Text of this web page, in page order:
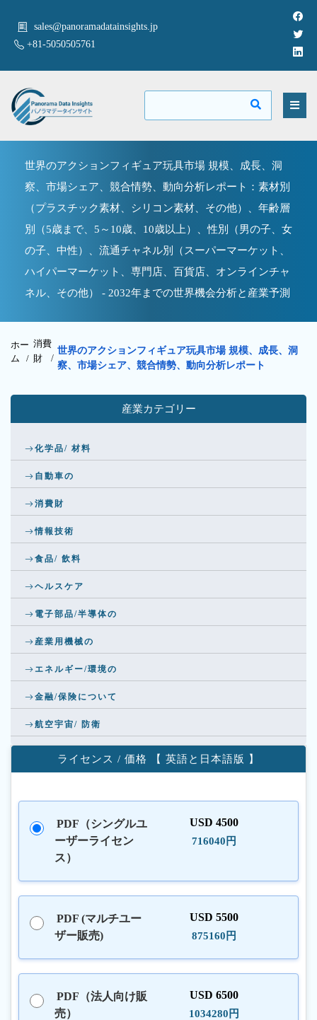
sales@panoramadatainsights.jp
+81-5050505761
世界のアクションフィギュア玩具市場 規模、成長、洞
察、市場シェア、競合情勢、動向分析レポート：素材別
（プラスチック素材、シリコン素材、その他）、年齢層
別（5歳まで、5～10歳、10歳以上）、性別（男の子、女
の子、中性）、流通チャネル別（スーパーマーケット、
ハイパーマーケット、専門店、百貨店、オンラインチャ
ネル、その他） - 2032年までの世界機会分析と産業予測
ホー
ム /
消費
財/
世界のアクションフィギュア玩具市場 規模、成長、洞
察、市場シェア、競合情勢、動向分析レポート
産業カテゴリー
化学品/ 材料
自動車の
消費財
情報技術
食品/ 飲料
ヘルスケア
電子部品/半導体の
産業用機械の
エネルギー/環境の
金融/保険について
航空宇宙/ 防衛
ライセンス / 価格 【 英語と日本語版 】
PDF（シングルユ
ーザーライセン
ス）
USD 4500
716040円
PDF (マルチユー
ザー販売)
USD 5500
875160円
PDF（法人向け販
売）
USD 6500
1034280円